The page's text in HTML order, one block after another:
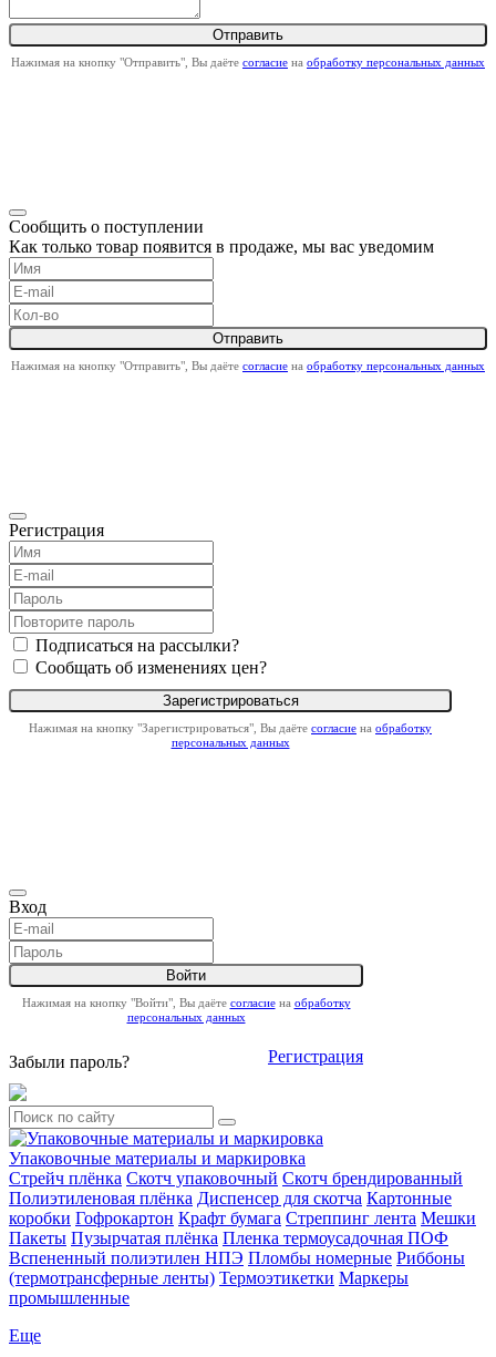
Нажимая на кнопку "Отправить", Вы даёте согласие на обработку персональных данных
Сообщить о поступлении
Как только товар появится в продаже, мы вас уведомим
Нажимая на кнопку "Отправить", Вы даёте согласие на обработку персональных данных
Регистрация
Подписаться на рассылки?
Сообщать об изменениях цен?
Нажимая на кнопку "Зарегистрироваться", Вы даёте согласие на обработку
персональных данных
Вход
Нажимая на кнопку "Войти", Вы даёте согласиена обработку
персональных данных
Забыли пароль? Регистрация
Упаковочные материалы и маркировка
Стрейч плёнка Скотч упаковочный Скотч брендированный
Полиэтиленовая плёнка Диспенсер для скотча Картонные
коробки Гофрокартон Крафт бумага Стреппинг лента Мешки
Пакеты Пузырчатая плёнка Пленка термоусадочная ПОФ
Вспененный полиэтилен НПЭ Пломбы номерные Риббоны
(термотрансферные ленты) Термоэтикетки Маркеры
промышленные
Еще